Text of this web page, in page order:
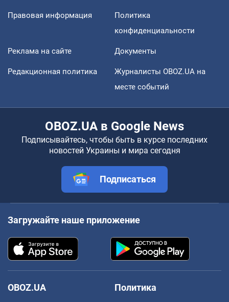
Правовая информация
Политика
конфиденциальности
Реклама на сайте Документы
Редакционная политика
Журналисты OBOZ.UA на
месте событий
OBOZ.UA в Google News
Подписывайтесь, чтобы быть в курсе последних
новостей Украины и мира сегодня
Подписаться
Загружайте наше приложение
OBOZ.UA
Политика